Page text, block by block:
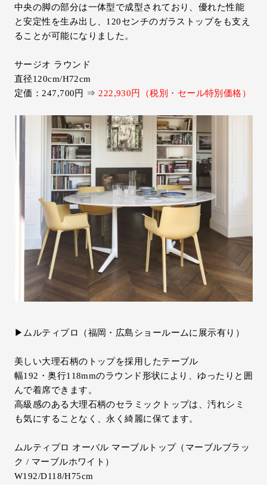
中央の脚の部分は一体型で成型されており、優れた性能
と安定性を生み出し、120センチのガラストップをも支え
ることが可能になりました。
サージオ ラウンド
直径120cm/H72cm
定価：247,700円 ⇒222,930円（税別・セール特別価格）
▶ムルティプロ（福岡・広島ショールームに展示有り）
美しい大理石柄のトップを採用したテーブル
幅192・奥行118mmのラウンド形状により、ゆったりと囲
んで着席できます。
高級感のある大理石柄のセラミックトップは、汚れシミ
も気にすることなく、永く綺麗に保てます。
ムルティプロ オーバル マーブルトップ（マーブルブラッ
ク / マーブルホワイト）
W192/D118/H75cm